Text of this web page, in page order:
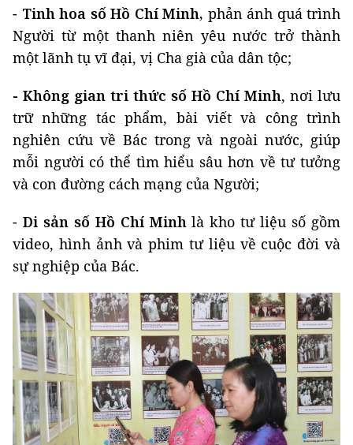
- Tinh hoa số Hồ Chí Minh, phản ánh quá trình
Người từ một thanh niên yêu nước trở thành
một lãnh tụ vĩ đại, vị Cha già của dân tộc;
- Không gian tri thức số Hồ Chí Minh, nơi lưu
trữ những tác phẩm, bài viết và công trình
nghiên cứu về Bác trong và ngoài nước, giúp
mỗi người có thể tìm hiểu sâu hơn về tư tưởng
và con đường cách mạng của Người;
- Di sản số Hồ Chí Minhlà kho tư liệu số gồm
video, hình ảnh và phim tư liệu về cuộc đời và
sự nghiệp của Bác.